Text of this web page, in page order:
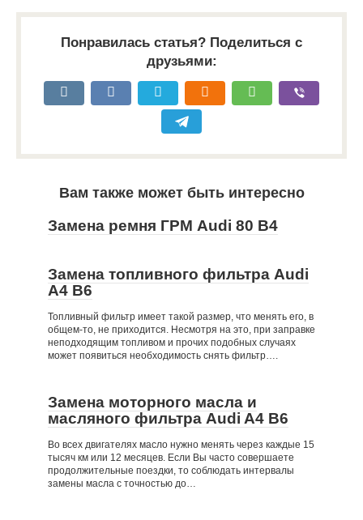
Понравилась статья? Поделиться с
друзьями:
Вам также может быть интересно
Замена ремня ГРМ Audi 80 B4
Замена топливного фильтра Audi
A4 B6
Топливный фильтр имеет такой размер, что менять его, в
общем-то, не приходится. Несмотря на это, при заправке
неподходящим топливом и прочих подобных случаях
может появиться необходимость снять фильтр….
Замена моторного масла и
масляного фильтра Audi A4 B6
Во всех двигателях масло нужно менять через каждые 15
тысяч км или 12 месяцев. Если Вы часто совершаете
продолжительные поездки, то соблюдать интервалы
замены масла с точностью до…